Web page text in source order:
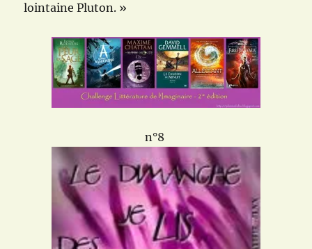
lointaine Pluton. »
n°8